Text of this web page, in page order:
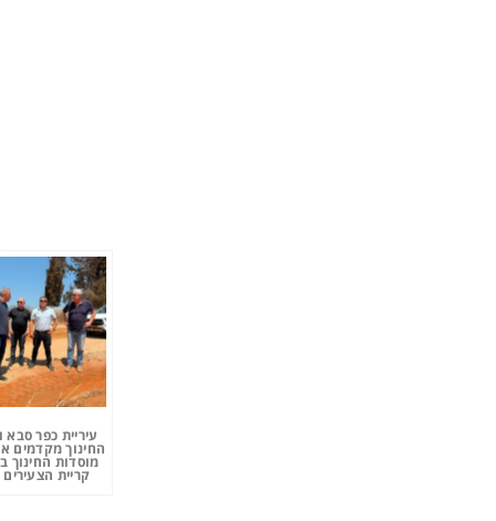
עיריית כפר
החינוך מקדמים
מוסדות החינוך
קריית